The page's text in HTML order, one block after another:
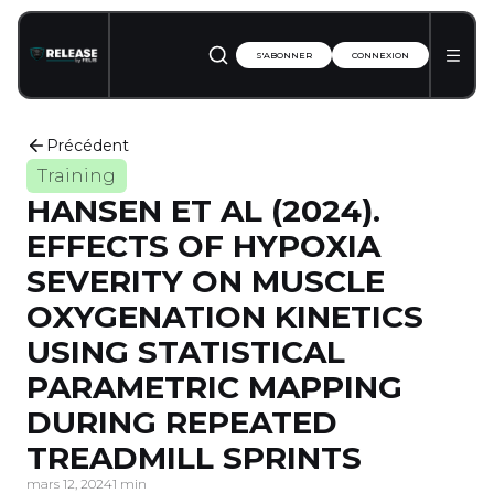
S'ABONNER CONNEXION
Précédent
Training
HANSEN ET AL (2024).
EFFECTS OF HYPOXIA
SEVERITY ON MUSCLE
OXYGENATION KINETICS
USING STATISTICAL
PARAMETRIC MAPPING
DURING REPEATED
TREADMILL SPRINTS
mars 12, 20241 min